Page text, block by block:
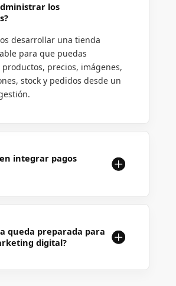
los
desarrollar una tienda
para que puedas
precios, imágenes,
stock y pedidos desde un
integrar pagos
queda preparada para
digital?